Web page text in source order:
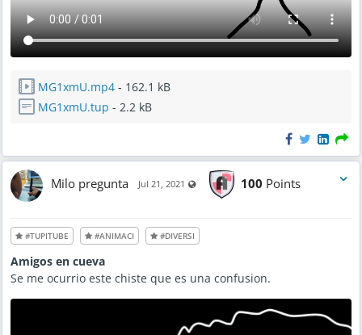
MG1xmU.mp4 - 162.1 kB
MG1xmU.tup - 2.2 kB
Milo pregunta Jul 21, 2021 Visible also to unregistered users
100 Points
#TUPITUBE #ANIMACI #DIVERSI
Amigos en cueva
Se me ocurrio este chiste que es una confusion.